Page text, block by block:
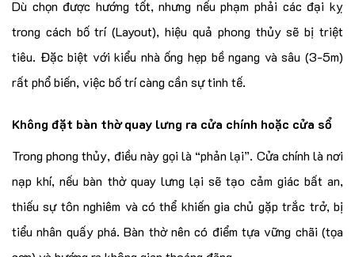
Dù chọn được hướng tốt, nhưng nếu phạm phải các đại kỵ
trong cách bố trí (Layout), hiệu quả phong thủy sẽ bị triệt
tiêu. Đặc biệt với kiểu nhà ống hẹp bề ngang và sâu (3-5m)
rất phổ biến, việc bố trí càng cần sự tinh tế.
Không đặt bàn thờ quay lưng ra cửa chính hoặc cửa sổ
Trong phong thủy, điều này gọi là “phản lại”. Cửa chính là nơi
nạp khí, nếu bàn thờ quay lưng lại sẽ tạo cảm giác bất an,
thiếu sự tôn nghiêm và có thể khiến gia chủ gặp trắc trở, bị
tiểu nhân quấy phá. Bàn thờ nên có điểm tựa vững chãi (tọa